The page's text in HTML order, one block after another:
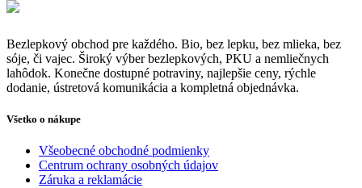
Bezlepkový obchod pre každého. Bio, bez lepku, bez mlieka, bez
sóje, či vajec. Široký výber bezlepkových, PKU a nemliečnych
lahôdok. Konečne dostupné potraviny, najlepšie ceny, rýchle
dodanie, ústretová komunikácia a kompletná objednávka.
Všetko o nákupe
Všeobecné obchodné podmienky
Centrum ochrany osobných údajov
Záruka a reklamácie